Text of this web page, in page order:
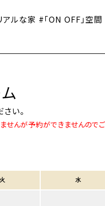
アルな家 #「ON OFF」
い。
せんが予約ができませんのでご
火 水